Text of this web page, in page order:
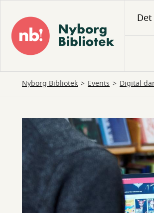
hovedindhold
Nyborg Bibliotek Events Digital